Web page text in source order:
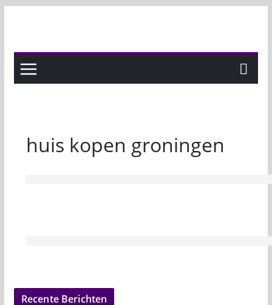
huis kopen groningen
Recente Berichten